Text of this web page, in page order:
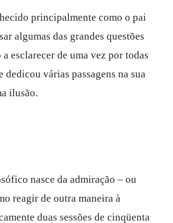
principalmente como o pai
algumas das grandes questões
esclarecer de uma vez por todas
dedicou várias passagens na sua
ilusão.
nasce da admiração – ou
reagir de outra maneira à
duas sessões de cinqüenta